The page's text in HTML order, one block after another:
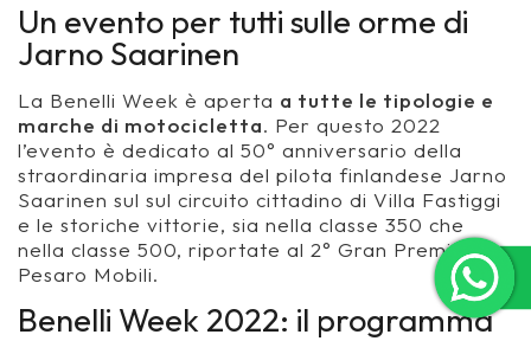
Un evento per tutti sulle orme di
Jarno Saarinen
La Benelli Week è aperta a tutte le tipologie e
marche di motocicletta. Per questo 2022
l’evento è dedicato al 50° anniversario della
straordinaria impresa del pilota finlandese Jarno
Saarinen sul sul circuito cittadino di Villa Fastiggi
e le storiche vittorie, sia nella classe 350 che
nella classe 500, riportate al 2° Gran Premio
Pesaro Mobili.
Benelli Week 2022: il programma